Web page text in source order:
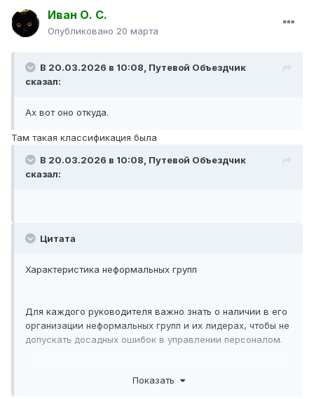
Иван О. С.
Опубликовано 20 марта
В 20.03.2026 в 10:08, Путевой Объездчик
сказал:
Ах вот оно откуда.
Там такая классификация была
В 20.03.2026 в 10:08, Путевой Объездчик
сказал:
Цитата
Характеристика неформальных групп
Для каждого руководителя важно знать о наличии в его
организации неформальных групп и их лидерах, чтобы не
допускать досадных ошибок в управлении персоналом.
карьеристская, культурно-развлекательная и
Показать